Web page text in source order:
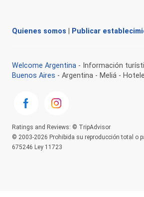
Quienes somos Publicar
Welcome Argentina - Información
Buenos Aires - Argentina - Meliá -
Ratings and Reviews: © TripAdvisor
© 2003-2026 Prohibida su reproducción total o
675246 Ley 11723